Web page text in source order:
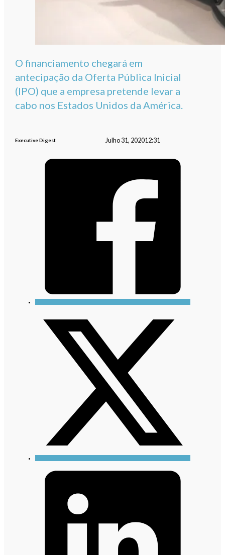
O financiamento chegará em
antecipação da Oferta Pública Inicial
(IPO) que a empresa pretende levar a
cabo nos Estados Unidos da América.
Executive Digest Julho 31, 202012:31